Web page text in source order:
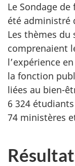
Le Sondage
été administré
Les thèmes du
comprenaient
l’expérience
la fonction
liées au bien-
6 324
74 ministères